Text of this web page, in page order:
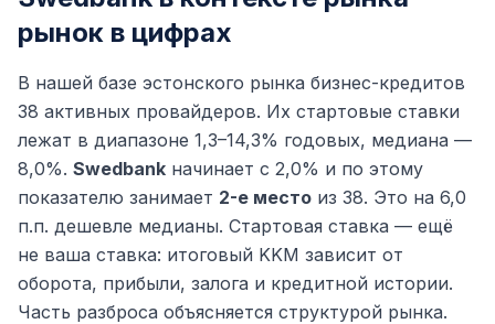
рынок в цифрах
В нашей базе эстонского рынка бизнес-кредитов
38 активных провайдеров. Их стартовые ставки
лежат в диапазоне 1,3–14,3% годовых, медиана —
8,0%. Swedbank начинает с 2,0% и по этому
показателю занимает 2-е место из 38. Это на 6,0
п.п. дешевле медианы. Стартовая ставка — ещё
не ваша ставка: итоговый KKM зависит от
оборота, прибыли, залога и кредитной истории.
Часть разброса объясняется структурой рынка.